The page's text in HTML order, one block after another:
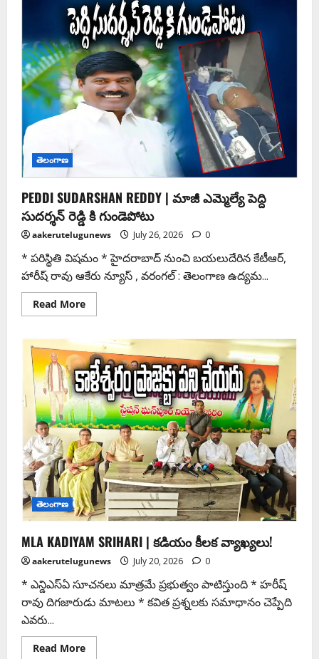
తెలంగాణ
PEDDI SUDARSHAN REDDY | మాజీ ఎమ్మెల్యే పెద్ది
సుదర్శన్ రెడ్డి కి గుండెపోటు
aakerutelugunews July 26, 2026 0
* పరిస్థితి విషమం * హైదరాబాద్ నుంచి బయలుదేరిన కేటీఆర్,
హారీష్ రావు ఆకేరు న్యూస్ , వరంగల్ : తెలంగాణ ఉద్యమ...
Read More
తెలంగాణ
MLA KADIYAM SRIHARI | కడియం కీలక వ్యాఖ్యలు!
aakerutelugunews July 20, 2026 0
* ఎన్డిఎస్ఏ సూచనలు మాత్రమే ప్రభుత్వం పాటిస్తుంది * హరీష్
రావు దిగజారుడు మాటలు * కవిత ప్రశ్నలకు సమాధానం చెప్పేది
ఎవరు...
Read More